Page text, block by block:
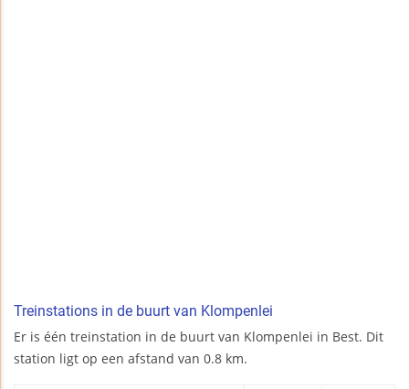
Treinstations in de buurt van Klompenlei
Er is één treinstation in de buurt van Klompenlei in Best. Dit
station ligt op een afstand van 0.8 km.